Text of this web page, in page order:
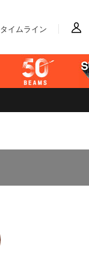
タイムライン